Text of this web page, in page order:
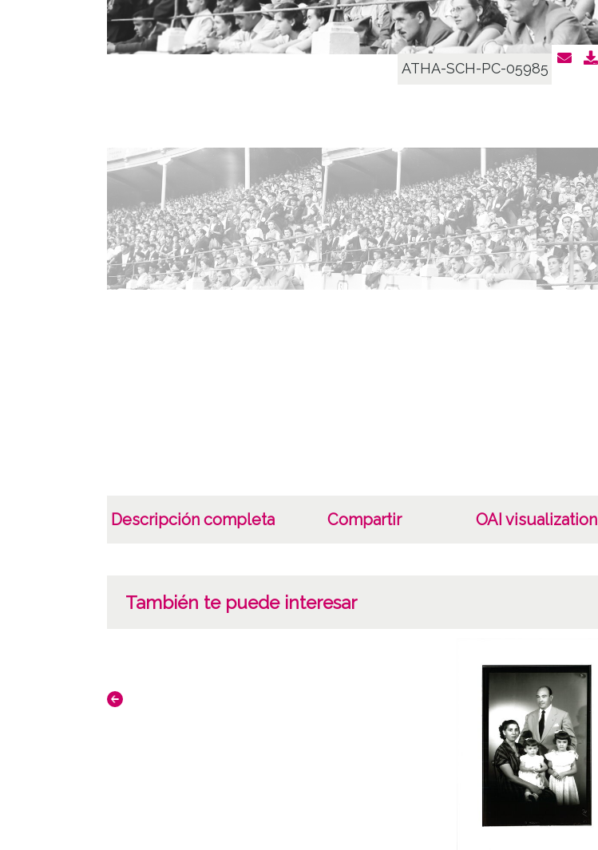
ATHA-SCH-PC-05985
Descripción completa Compartir OAI visualization
También te puede interesar